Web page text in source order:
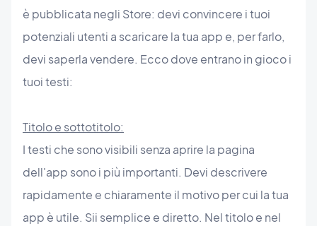
è pubblicata negli Store: devi convincere i tuoi
potenziali utenti a scaricare la tua app e, per farlo,
devi saperla vendere. Ecco dove entrano in gioco i
tuoi testi:
Titolo e sottotitolo:
I testi che sono visibili senza aprire la pagina
dell'app sono i più importanti. Devi descrivere
rapidamente e chiaramente il motivo per cui la tua
app è utile. Sii semplice e diretto. Nel titolo e nel